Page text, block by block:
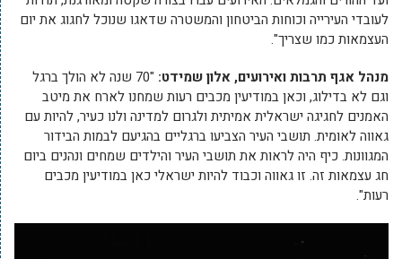
לעובדי העירייה וכוחות הביטחון והמשטרה שדאגו שנוכל לחגוג את יום
העצמאות כמו שצריך".
מנהל אגף תרבות ואירועים, אלון שמידט:
"70 שנה לא הולך ברגל
וגם לא בדילוג, וכאן במודיעין מכבים רעות שמחנו לארח את מיטב
האמנים לחגיגה ישראלית אמיתית ולגרום למדינה ולנו כעיר, להיות עם
גאווה לאומית. תושבי העיר הצביעו ברגליים בהגיעם לבמות הבידור
המגוונות. כיף היה לראות את תושבי העיר והילדים שמחים ונהנים ביום
חג עצמאות זה. זו גאווה וכבוד להיות ישראלי כאן במודיעין מכבים
רעות".